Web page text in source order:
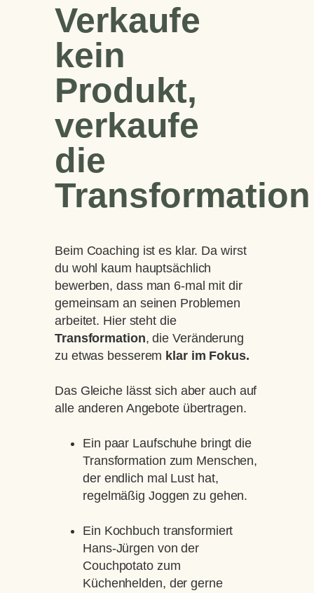
Verkaufe
kein
Produkt,
verkaufe
die
Transformation
Beim Coaching ist es klar. Da wirst
du wohl kaum hauptsächlich
bewerben, dass man 6-mal mit dir
gemeinsam an seinen Problemen
arbeitet. Hier steht die
Transformation, die Veränderung
zu etwas besserem klar im Fokus.
Das Gleiche lässt sich aber auch auf
alle anderen Angebote übertragen.
Ein paar Laufschuhe bringt die
Transformation zum Menschen,
der endlich mal Lust hat,
regelmäßig Joggen zu gehen.
Ein Kochbuch transformiert
Hans-Jürgen von der
Couchpotato zum
Küchenhelden, der gerne